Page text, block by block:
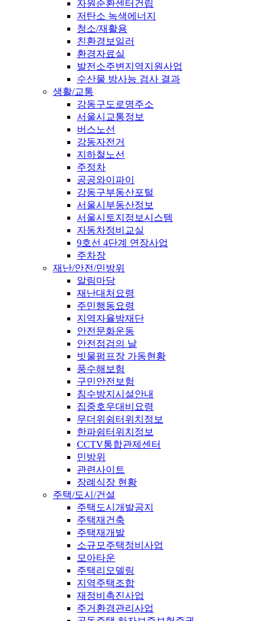
자원순환센터건립
저탄소 녹색에너지
청소/재활용
친환경보일러
환경자료실
발전소주변지역지원사업
수산물 방사능 검사 결과
생활/교통
강동구도로명주소
서울시교통정보
버스노선
강동자전거
지하철노선
주정차
공공와이파이
강동구부동산포털
서울시부동산정보
서울시토지정보시스템
자동차정비교실
9호선 4단계 연장사업
주차장
재난/안전/민방위
알림마당
재난대처요령
주민행동요령
지역자율방재단
안전문화운동
안전점검의 날
빗물펌프장 가동현황
풍수해보험
구민안전보험
침수방지시설안내
집중호우대비요령
무더위쉼터위치정보
한파쉼터위치정보
CCTV통합관제센터
민방위
관련사이트
장례식장 현황
주택/도시/건설
주택도시개발공지
주택재건축
주택재개발
소규모주택정비사업
모아타운
주택리모델링
지역주택조합
재정비촉진사업
주거환경관리사업